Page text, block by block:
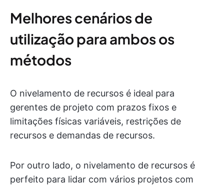
Melhores cenários de
utilização para ambos os
métodos
O nivelamento de recursos é ideal para
gerentes de projeto com prazos fixos e
limitações físicas variáveis, restrições de
recursos e demandas de recursos.
Por outro lado, o nivelamento de recursos é
perfeito para lidar com vários projetos com